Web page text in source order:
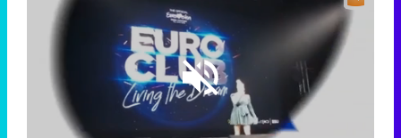
Loaded: